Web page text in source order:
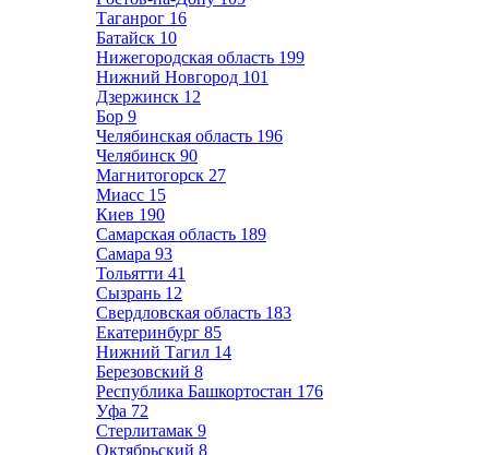
Таганрог 16
Батайск 10
Нижегородская область 199
Нижний Новгород 101
Дзержинск 12
Бор 9
Челябинская область 196
Челябинск 90
Магнитогорск 27
Миасс 15
Киев 190
Самарская область 189
Самара 93
Тольятти 41
Сызрань 12
Свердловская область 183
Екатеринбург 85
Нижний Тагил 14
Березовский 8
Республика Башкортостан 176
Уфа 72
Стерлитамак 9
Октябрьский 8